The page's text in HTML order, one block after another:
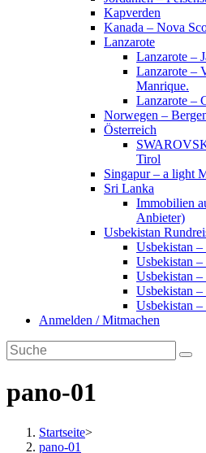
Kapverden
Kanada – Nova
Lanzarote
Lanzarote –
Lanzarote –
Manrique.
Lanzarote –
Norwegen –
Österreich
Tirol
Singapur – a light
Sri Lanka
Immobilien
Anbieter)
Usbekistan
Usbekistan –
Usbekistan
Usbekistan
Usbekistan
Usbekistan
Anmelden / Mitmachen
pano-01
Startseite>
pano-01